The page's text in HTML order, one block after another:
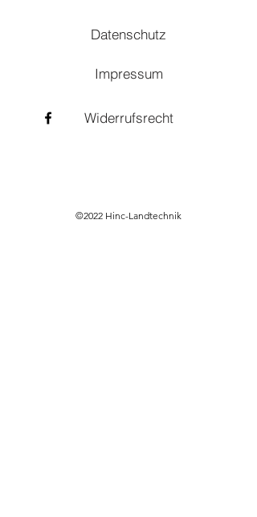
Datenschutz
Impressum
Widerrufsrecht
©2022 Hinc-Landtechnik